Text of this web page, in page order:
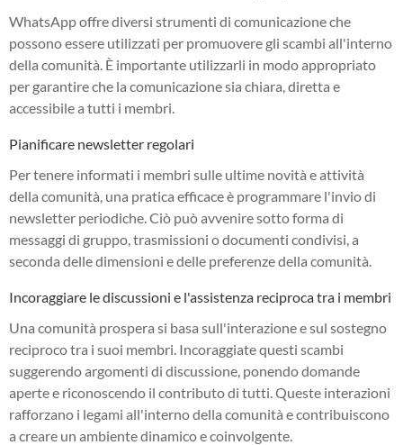
WhatsApp offre diversi strumenti di comunicazione che
possono essere utilizzati per promuovere gli scambi all'interno
della comunità. È importante utilizzarli in modo appropriato
per garantire che la comunicazione sia chiara, diretta e
accessibile a tutti i membri.
Pianificare newsletter regolari
Per tenere informati i membri sulle ultime novità e attività
della comunità, una pratica efficace è programmare l'invio di
newsletter periodiche. Ciò può avvenire sotto forma di
messaggi di gruppo, trasmissioni o documenti condivisi, a
seconda delle dimensioni e delle preferenze della comunità.
Incoraggiare le discussioni e l'assistenza reciproca tra i membri
Una comunità prospera si basa sull'interazione e sul sostegno
reciproco tra i suoi membri. Incoraggiate questi scambi
suggerendo argomenti di discussione, ponendo domande
aperte e riconoscendo il contributo di tutti. Queste interazioni
rafforzano i legami all'interno della comunità e contribuiscono
a creare un ambiente dinamico e coinvolgente.